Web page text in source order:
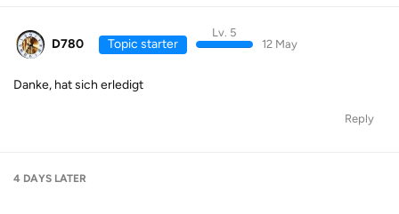
D780 Topic starter
Lv. 5
12 May
Danke, hat sich erledigt
Reply
4 DAYS LATER